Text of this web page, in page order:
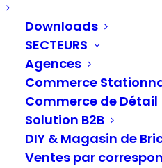
Downloads
SECTEURS
Agences
Commerce
Commerce de Détail
Solution B2B
DIY & Magasin de
Ventes par
données, la
et les
omnicanales
différence